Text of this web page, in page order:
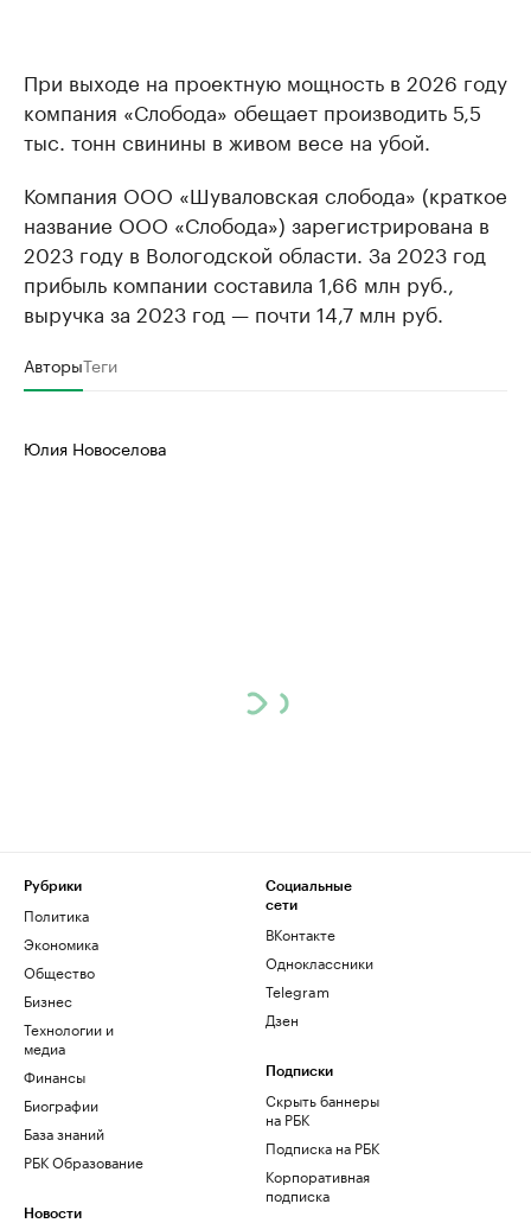
При выходе на проектную мощность в 2026 году
компания «Слобода» обещает производить 5,5
тыс. тонн свинины в живом весе на убой.
Компания ООО «Шуваловская слобода» (краткое
название ООО «Слобода») зарегистрирована в
2023 году в Вологодской области. За 2023 год
прибыль компании составила 1,66 млн руб.,
выручка за 2023 год — почти 14,7 млн руб.
АвторыТеги
Юлия Новоселова
Рубрики
Политика
Экономика
Общество
Бизнес
Технологии и
медиа
Финансы
Биографии
База знаний
РБК Образование
Новости
Социальные
сети
ВКонтакте
Одноклассники
Telegram
Дзен
Подписки
Скрыть баннеры
на РБК
Подписка на РБК
Корпоративная
подписка